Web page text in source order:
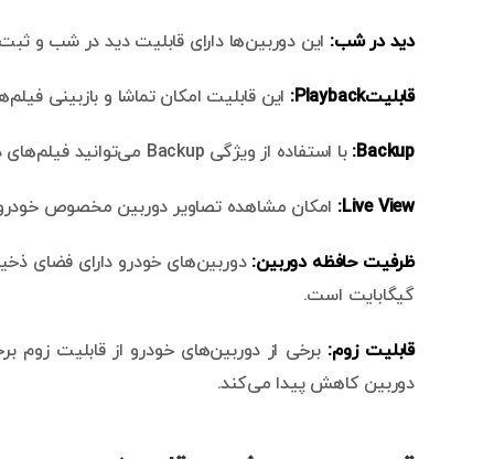
دید در شب: این دوربین‌ها دارای قابلیت دید در شب و
قابلیتPlayback
: این قابلیت امکان تماشا و بازبینی
Backup: با استفاده از ویژگی Backup می‌توانید فیلم‌های ذخیره شده را به کارت حافظه و یا فضای ابری منتقل کنید.
Live View: امکان مشاهده تصاویر دوربین مخصوص
ظرفیت حافظه دوربین:
گیگابایت است.
قابلیت زوم: برخی از دوربین‌های خودرو از قابلیت زوم
دوربین کاهش پیدا می‌کند.